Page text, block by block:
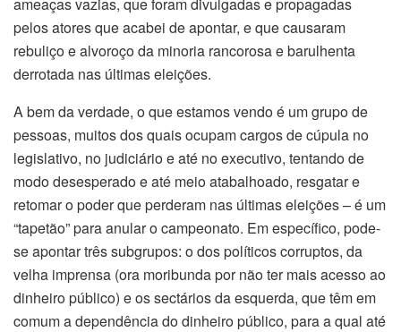
pelos atores que acabei de apontar, e que causaram
rebuliço e alvoroço da minoria rancorosa e barulhenta
derrotada nas últimas eleições.
A bem da verdade, o que estamos vendo é um grupo de
pessoas, muitos dos quais ocupam cargos de cúpula no
legislativo, no judiciário e até no executivo, tentando de
modo desesperado e até meio atabalhoado, resgatar e
retomar o poder que perderam nas últimas eleições – é um
“tapetão” para anular o campeonato. Em específico, pode-
se apontar três subgrupos: o dos políticos corruptos, da
velha imprensa (ora moribunda por não ter mais acesso ao
dinheiro público) e os sectários da esquerda, que têm em
comum a dependência do dinheiro público, para a qual até